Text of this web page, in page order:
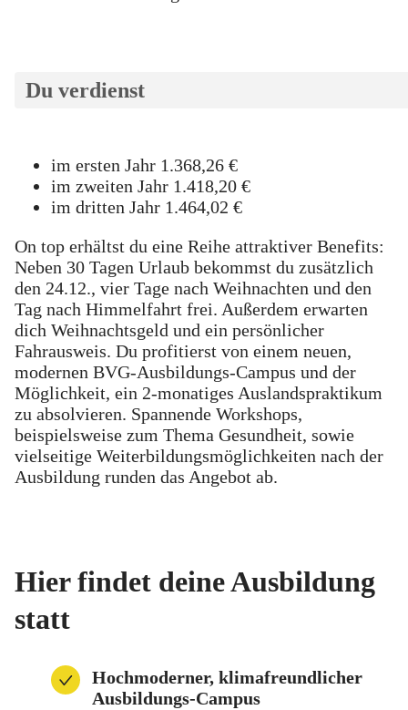
Du verdienst
im ersten Jahr 1.368,26 €
im zweiten Jahr 1.418,20 €
im dritten Jahr 1.464,02 €
On top erhältst du eine Reihe attraktiver Benefits:
Neben 30 Tagen Urlaub bekommst du zusätzlich
den 24.12., vier Tage nach Weihnachten und den
Tag nach Himmelfahrt frei. Außerdem erwarten
dich Weihnachtsgeld und ein persönlicher
Fahrausweis. Du profitierst von einem neuen,
modernen BVG-Ausbildungs-Campus und der
Möglichkeit, ein 2-monatiges Auslandspraktikum
zu absolvieren. Spannende Workshops,
beispielsweise zum Thema Gesundheit, sowie
vielseitige Weiterbildungsmöglichkeiten nach der
Ausbildung runden das Angebot ab.
Hier findet deine Ausbildung
statt
Hochmoderner, klimafreundlicher
Ausbildungs-Campus